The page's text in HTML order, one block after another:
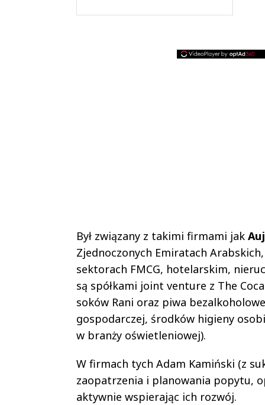
Był związany z takimi firmami jak
Zjednoczonych Emiratach
sektorach FMCG, hotelarskim,
są spółkami joint venture z The
soków Rani oraz piwa
gospodarczej, środków higieny
w branży oświetleniowej).
W firmach tych Adam Kamiński (z
zaopatrzenia i planowania popytu,
aktywnie wspierając ich rozwój.